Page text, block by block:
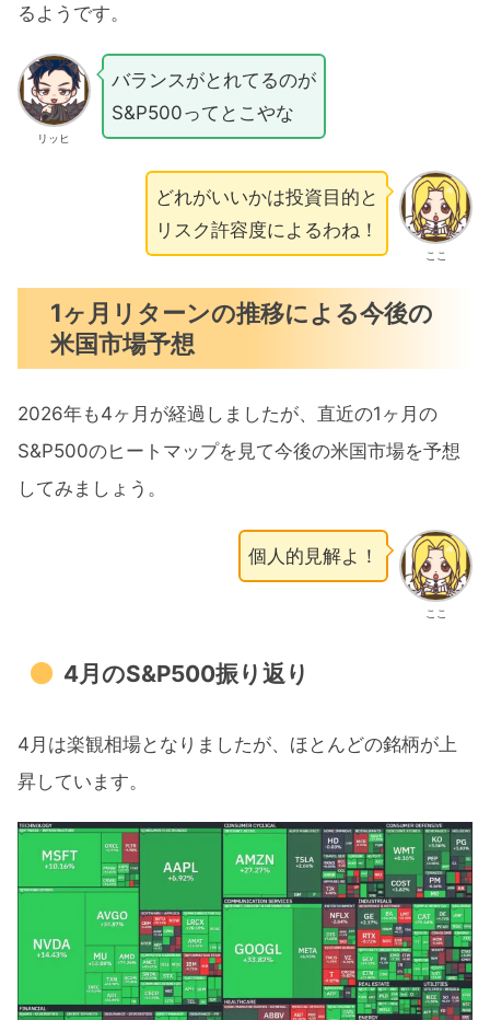
るようです。
リッヒ
バランスがとれてるのが
S&P500ってとこやな
ここ
どれがいいかは投資目的と
リスク許容度によるわね！
1ヶ月リターンの推移による今後の
米国市場予想
2026年も4ヶ月が経過しましたが、直近の1ヶ月の
S&P500のヒートマップを見て今後の米国市場を予想
してみましょう。
ここ
個人的見解よ！
4月のS&P500振り返り
4月は楽観相場となりましたが、ほとんどの銘柄が上
昇しています。